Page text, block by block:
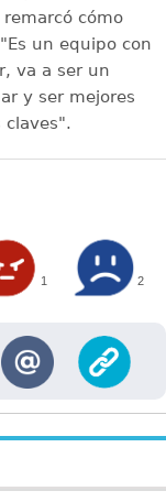
cómo
un equipo con
va a ser un
y ser mejores
claves".
1 2